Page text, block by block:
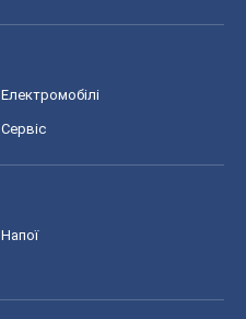
Електромобілі
Сервіс
Напої